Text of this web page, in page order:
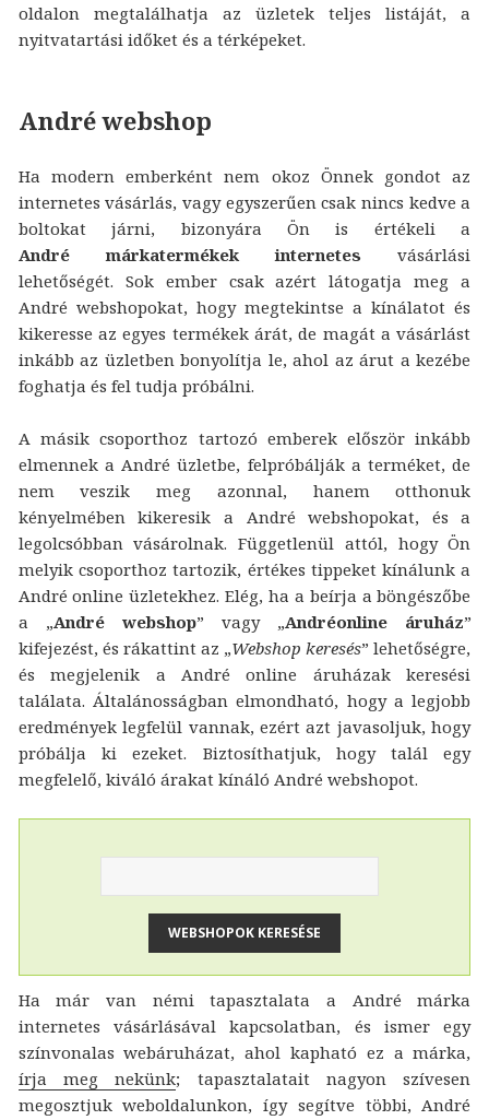
oldalon megtalálhatja az üzletek teljes listáját, a
nyitvatartási időket és a térképeket.
André webshop
Ha modern emberként nem okoz Önnek gondot az
internetes vásárlás, vagy egyszerűen csak nincs kedve a
boltokat járni, bizonyára Ön is értékeli a
André márkatermékek internetes vásárlási
lehetőségét. Sok ember csak azért látogatja meg a
André webshopokat, hogy megtekintse a kínálatot és
kikeresse az egyes termékek árát, de magát a vásárlást
inkább az üzletben bonyolítja le, ahol az árut a kezébe
foghatja és fel tudja próbálni.
A másik csoporthoz tartozó emberek először inkább
elmennek a André üzletbe, felpróbálják a terméket, de
nem veszik meg azonnal, hanem otthonuk
kényelmében kikeresik a André webshopokat, és a
legolcsóbban vásárolnak. Függetlenül attól, hogy Ön
melyik csoporthoz tartozik, értékes tippeket kínálunk a
André online üzletekhez. Elég, ha a beírja a böngészőbe
a „André webshop” vagy „Andréonline áruház”
kifejezést, és rákattint az „Webshop keresés” lehetőségre,
és megjelenik a André online áruházak keresési
találata. Általánosságban elmondható, hogy a legjobb
eredmények legfelül vannak, ezért azt javasoljuk, hogy
próbálja ki ezeket. Biztosíthatjuk, hogy talál egy
megfelelő, kiváló árakat kínáló André webshopot.
Ha már van némi tapasztalata a André márka
internetes vásárlásával kapcsolatban, és ismer egy
színvonalas webáruházat, ahol kapható ez a márka,
írja meg nekünk; tapasztalatait nagyon szívesen
megosztjuk weboldalunkon, így segítve többi, André